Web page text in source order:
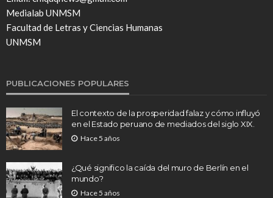
Medialab UNMSM
Facultad de Letras y Ciencias Humanas
UNMSM
PUBLICACIONES POPULARES
El contexto de la prosperidad falaz y cómo influyó
en el Estado peruano de mediados del siglo XIX.
Hace 5 años
¿Qué significo la caída del muro de Berlín en el
mundo?
Hace 5 años